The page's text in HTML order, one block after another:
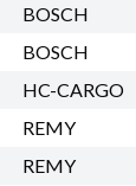
BOSCH
BOSCH
HC-CARGO
REMY
REMY